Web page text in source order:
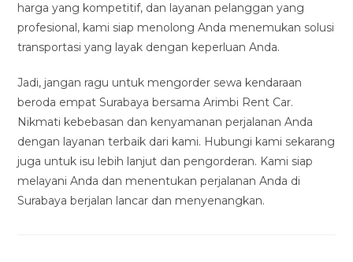
harga yang kompetitif, dan layanan pelanggan yang
profesional, kami siap menolong Anda menemukan solusi
transportasi yang layak dengan keperluan Anda.
Jadi, jangan ragu untuk mengorder sewa kendaraan
beroda empat Surabaya bersama Arimbi Rent Car.
Nikmati kebebasan dan kenyamanan perjalanan Anda
dengan layanan terbaik dari kami. Hubungi kami sekarang
juga untuk isu lebih lanjut dan pengorderan. Kami siap
melayani Anda dan menentukan perjalanan Anda di
Surabaya berjalan lancar dan menyenangkan.